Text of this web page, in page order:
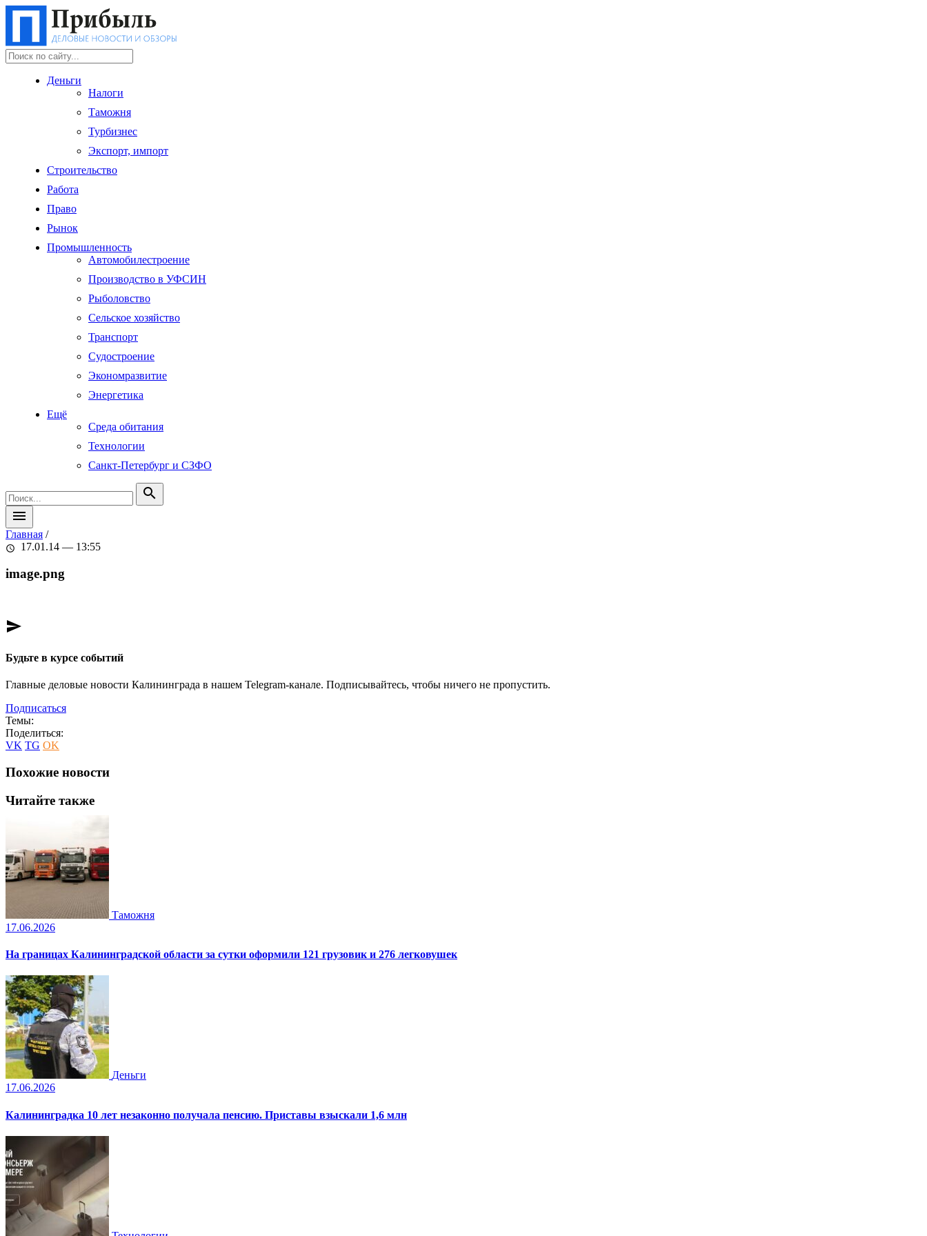
Деньги
Налоги
Таможня
Турбизнес
Экспорт, импорт
Строительство
Работа
Право
Рынок
Промышленность
Автомобилестроение
Производство в УФСИН
Рыболовство
Сельское хозяйство
Транспорт
Судостроение
Экономразвитие
Энергетика
Ещё
Среда обитания
Технологии
Санкт-Петербург и СЗФО
search
menu
Главная /
schedule 17.01.14 — 13:55
image.png
send
Будьте в курсе событий
Главные деловые новости Калининграда в нашем Telegram-канале. Подписывайтесь, чтобы ничего не пропустить.
Подписаться
Темы:
Поделиться:
VK TG OK
Похожие новости
Читайте также
Таможня
17.06.2026
На границах Калининградской области за сутки оформили 121 грузовик и 276 легковушек
Деньги
17.06.2026
Калининградка 10 лет незаконно получала пенсию. Приставы взыскали 1,6 млн